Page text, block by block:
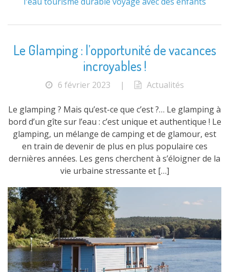
Le Glamping : l’opportunité de vacances
incroyables !
6 février 2023 | Actualités
Le glamping ? Mais qu’est-ce que c’est ?… Le glamping à
bord d’un gîte sur l’eau : c’est unique et authentique ! Le
glamping, un mélange de camping et de glamour, est
en train de devenir de plus en plus populaire ces
dernières années. Les gens cherchent à s’éloigner de la
vie urbaine stressante et […]